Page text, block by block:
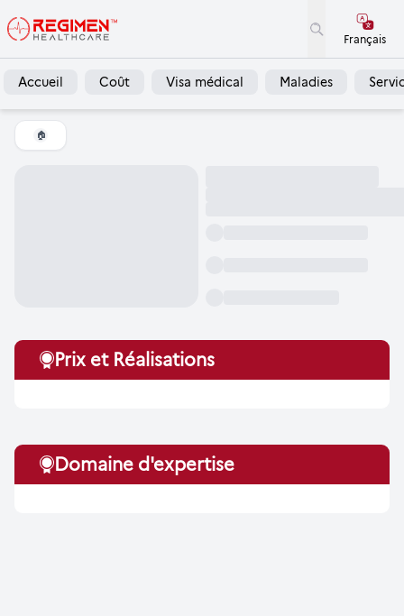
Français
Accueil Coût Visa médical Maladies
🏠
Prix et Réalisations
Domaine d'expertise